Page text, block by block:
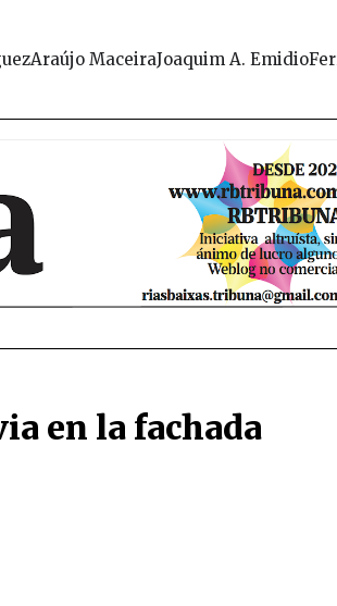
Araújo MaceiraJoaquim A. Emidio
en la fachada